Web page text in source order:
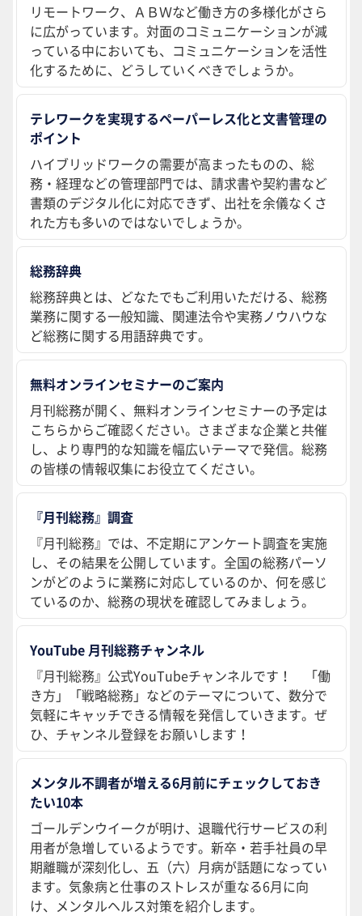
リモートワーク、ＡＢＷなど働き方の多様化がさら
に広がっています。対面のコミュニケーションが減
っている中においても、コミュニケーションを活性
化するために、どうしていくべきでしょうか。
テレワークを実現するペーパーレス化と文書管理の
ポイント
ハイブリッドワークの需要が高まったものの、総
務・経理などの管理部門では、請求書や契約書など
書類のデジタル化に対応できず、出社を余儀なくさ
れた方も多いのではないでしょうか。
総務辞典
総務辞典とは、どなたでもご利用いただける、総務
業務に関する一般知識、関連法令や実務ノウハウな
ど総務に関する用語辞典です。
無料オンラインセミナーのご案内
月刊総務が開く、無料オンラインセミナーの予定は
こちらからご確認ください。さまざまな企業と共催
し、より専門的な知識を幅広いテーマで発信。総務
の皆様の情報収集にお役立てください。
『月刊総務』調査
『月刊総務』では、不定期にアンケート調査を実施
し、その結果を公開しています。全国の総務パーソ
ンがどのように業務に対応しているのか、何を感じ
ているのか、総務の現状を確認してみましょう。
YouTube 月刊総務チャンネル
『月刊総務』公式YouTubeチャンネルです！ 「働
き方」「戦略総務」などのテーマについて、数分で
気軽にキャッチできる情報を発信していきます。ぜ
ひ、チャンネル登録をお願いします！
メンタル不調者が増える6月前にチェックしておき
たい10本
ゴールデンウイークが明け、退職代行サービスの利
用者が急増しているようです。新卒・若手社員の早
期離職が深刻化し、五（六）月病が話題になってい
ます。気象病と仕事のストレスが重なる6月に向
け、メンタルヘルス対策を紹介します。